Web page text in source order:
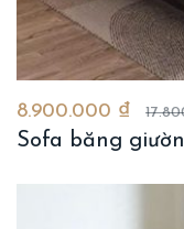
8.900.000 ₫
Sofa băng